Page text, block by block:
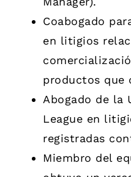
Coabogado
en litigios
productos que
Abogado de la
League en
registradas
Miembro del